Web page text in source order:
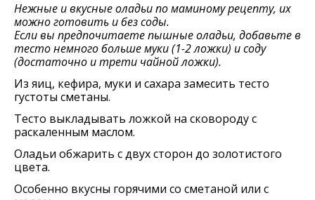
Нежные и вкусные оладьи по маминому рецепту, их
можно готовить и без соды.
Если вы предпочитаете пышные оладьи, добавьте в
тесто немного больше муки (1-2 ложки) и соду
(достаточно и трети чайной ложки).
Из яиц, кефира, муки и сахара замесить тесто
густоты сметаны.
Тесто выкладывать ложкой на сковороду с
раскаленным маслом.
Оладьи обжарить с двух сторон до золотистого
цвета.
Особенно вкусны горячими со сметаной или с